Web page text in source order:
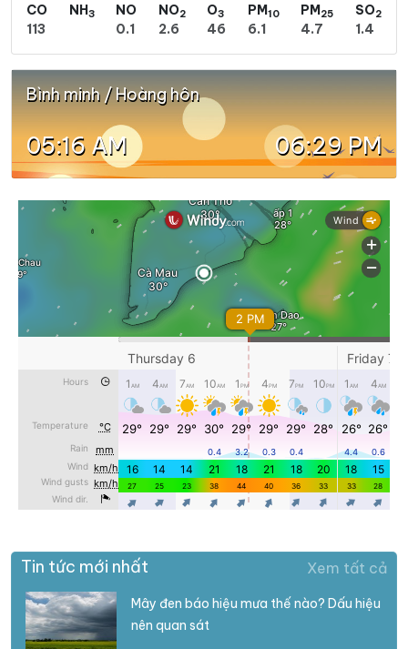
CO
113
NH3
NO
0.1
NO2
2.6
O3
46
PM10
6.1
PM25
4.7
SO2
1.4
Bình minh / Hoàng hôn
05:16 AM 06:29 PM
Tin tức mới nhất Xem tất cả
Mây đen báo hiệu mưa thế nào? Dấu hiệu
nên quan sát